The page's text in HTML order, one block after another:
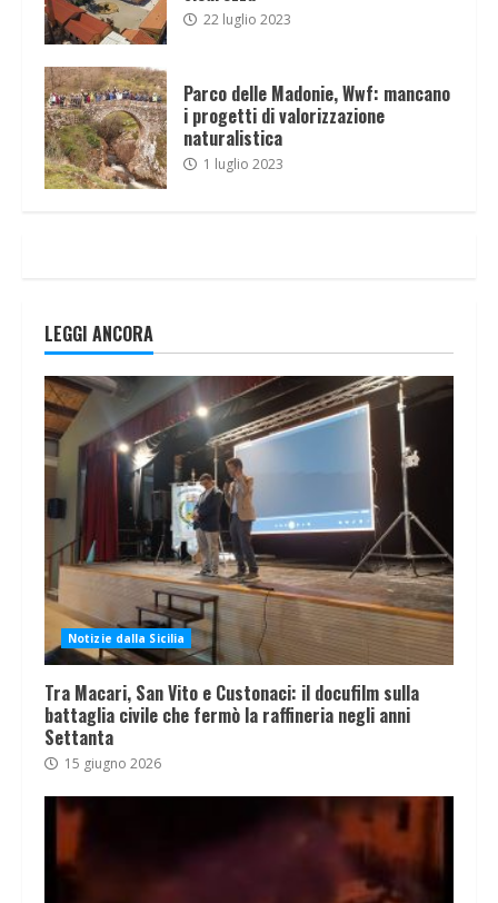
22 luglio 2023
Parco delle Madonie, Wwf: mancano
i progetti di valorizzazione
naturalistica
1 luglio 2023
LEGGI ANCORA
Notizie dalla Sicilia
Tra Macari, San Vito e Custonaci: il docufilm sulla
battaglia civile che fermò la raffineria negli anni
Settanta
15 giugno 2026